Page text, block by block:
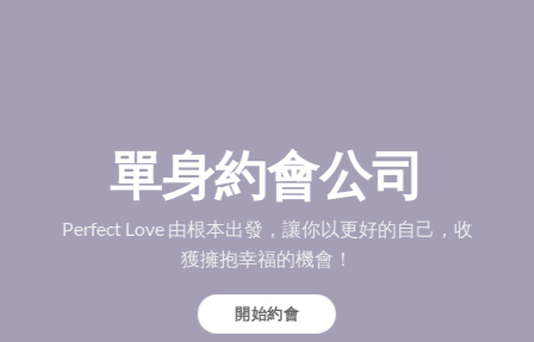
單身約會公司
Perfect Love 由根本出發，讓你以更好的自己，收
獲擁抱幸福的機會！
開始約會